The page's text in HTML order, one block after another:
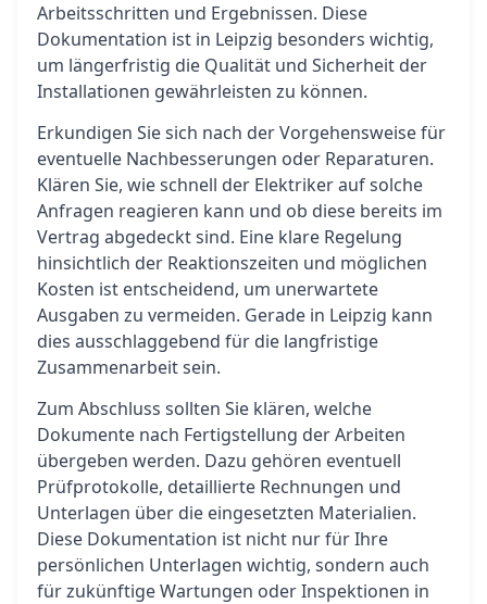
Arbeitsschritten und Ergebnissen. Diese
Dokumentation ist in Leipzig besonders wichtig,
um längerfristig die Qualität und Sicherheit der
Installationen gewährleisten zu können.
Erkundigen Sie sich nach der Vorgehensweise für
eventuelle Nachbesserungen oder Reparaturen.
Klären Sie, wie schnell der Elektriker auf solche
Anfragen reagieren kann und ob diese bereits im
Vertrag abgedeckt sind. Eine klare Regelung
hinsichtlich der Reaktionszeiten und möglichen
Kosten ist entscheidend, um unerwartete
Ausgaben zu vermeiden. Gerade in Leipzig kann
dies ausschlaggebend für die langfristige
Zusammenarbeit sein.
Zum Abschluss sollten Sie klären, welche
Dokumente nach Fertigstellung der Arbeiten
übergeben werden. Dazu gehören eventuell
Prüfprotokolle, detaillierte Rechnungen und
Unterlagen über die eingesetzten Materialien.
Diese Dokumentation ist nicht nur für Ihre
persönlichen Unterlagen wichtig, sondern auch
für zukünftige Wartungen oder Inspektionen in